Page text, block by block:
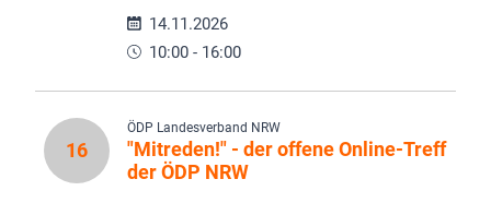
14.11.2026
10:00 - 16:00
16
ÖDP Landesverband NRW
"Mitreden!" - der offene Online-Treff
der ÖDP NRW